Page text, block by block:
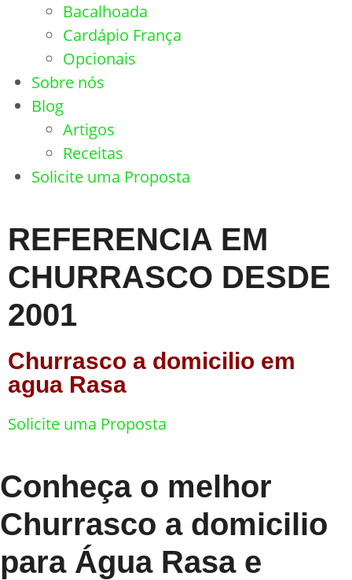
Bacalhoada
Cardápio França
Opcionais
Sobre nós
Blog
Artigos
Receitas
Solicite uma Proposta
REFERENCIA EM
CHURRASCO DESDE
2001
Churrasco a domicilio em
agua Rasa
Solicite uma Proposta
Conheça o melhor
Churrasco a domicilio
para Água Rasa e